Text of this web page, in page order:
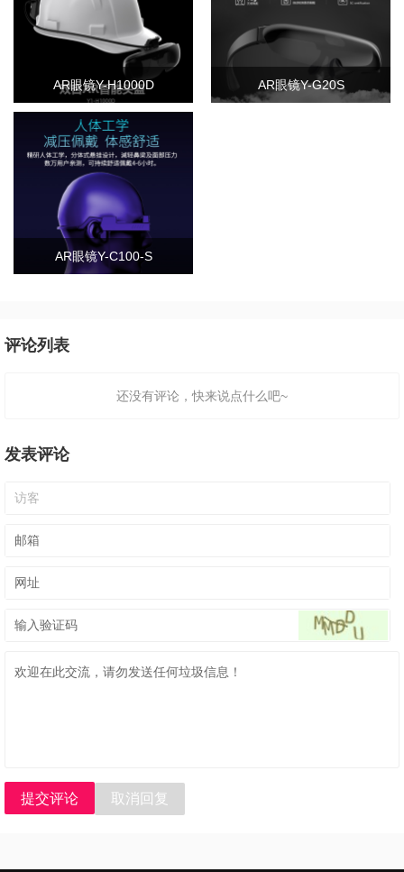
AR眼镜Y-H1000D AR眼镜Y-G20S
AR眼镜Y-C100-S
评论列表
还没有评论，快来说点什么吧~
发表评论
提交评论 取消回复